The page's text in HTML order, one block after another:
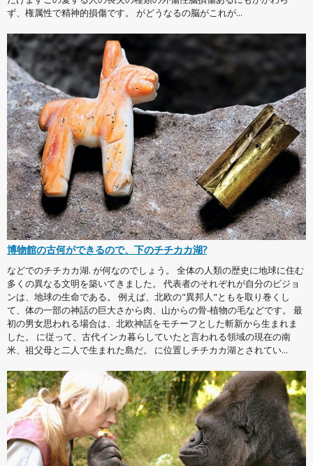
ず、権属性で精神的損傷です。 がどうなるの脳がこれが...
博物館の古何ができるので、下のチチカカ湖?
などでのチチカカ湖. が何なのでしょう。 全体の人類の歴史に地球に住む
多くの異なる文明を築いてきました。 代表者のそれぞれが自分のビジョ
ンは、地球の生命である。 例えば、北欧の"異邦人"ともを取り巻くし
て、体の一部の神話の巨大さから肉、山からの骨-植物の毛などです。 最
初の男女思われる場合は、北欧神話をモチーフとした斬新から生まれま
した。 に従って、古代インカ暮らしていたと言われる領域の現在の南
米、祖父母と二人で生まれた島だ。 に位置しチチカカ湖とされてい...